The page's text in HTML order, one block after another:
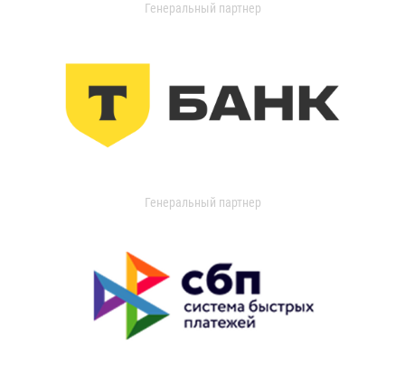
Генеральный партнер
Генеральный партнер